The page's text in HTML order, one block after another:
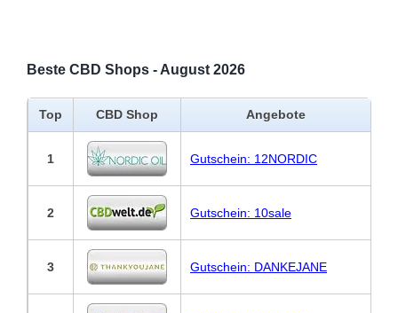
Beste CBD Shops - August 2026
Top CBD Shop Angebote
1 Gutschein: 12NORDIC
2 Gutschein: 10sale
3 Gutschein: DANKEJANE